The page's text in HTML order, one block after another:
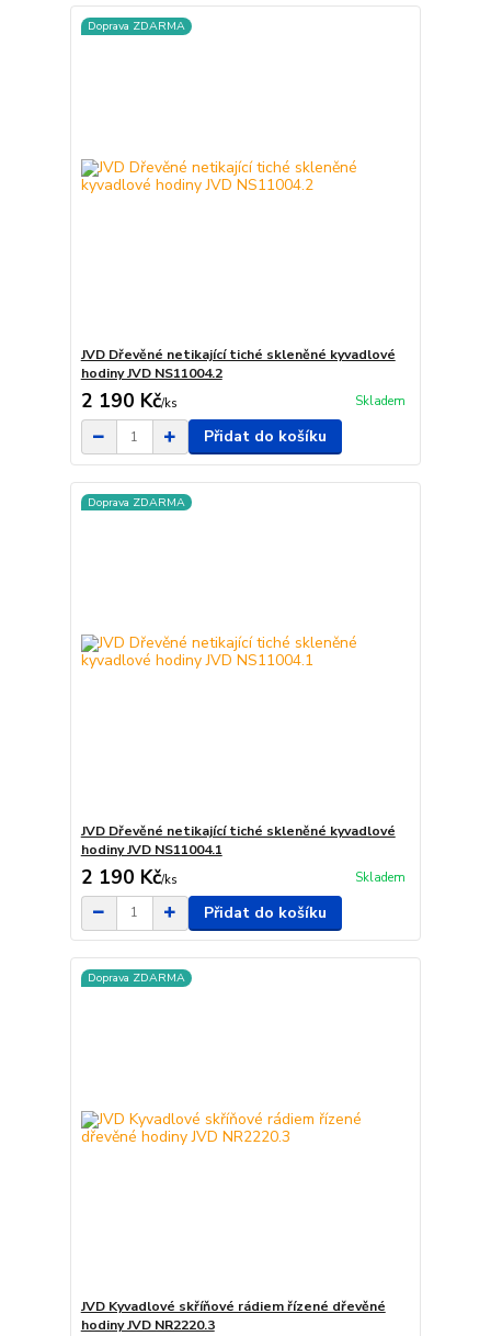
Doprava ZDARMA
JVD Dřevěné netikající tiché skleněné kyvadlové
hodiny JVD NS11004.2
2 190 Kč/ks Skladem
Přidat do košíku
Doprava ZDARMA
JVD Dřevěné netikající tiché skleněné kyvadlové
hodiny JVD NS11004.1
2 190 Kč/ks Skladem
Přidat do košíku
Doprava ZDARMA
JVD Kyvadlové skříňové rádiem řízené dřevěné
hodiny JVD NR2220.3